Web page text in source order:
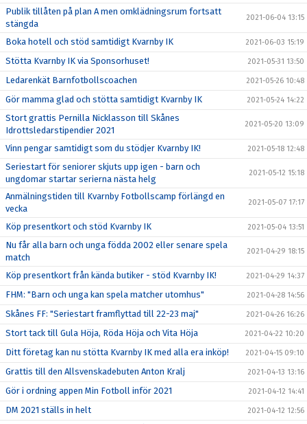
Publik tillåten på plan A men omklädningsrum fortsatt
stängda
2021-06-04 13:15
Boka hotell och stöd samtidigt Kvarnby IK 2021-06-03 15:19
Stötta Kvarnby IK via Sponsorhuset! 2021-05-31 13:50
Ledarenkät Barnfotbollscoachen 2021-05-26 10:48
Gör mamma glad och stötta samtidigt Kvarnby IK 2021-05-24 14:22
Stort grattis Pernilla Nicklasson till Skånes
Idrottsledarstipendier 2021
2021-05-20 13:09
Vinn pengar samtidigt som du stödjer Kvarnby IK! 2021-05-18 12:48
Seriestart för seniorer skjuts upp igen - barn och
ungdomar startar serierna nästa helg
2021-05-12 15:18
Anmälningstiden till Kvarnby Fotbollscamp förlängd en
vecka
2021-05-07 17:17
Köp presentkort och stöd Kvarnby IK 2021-05-04 13:51
Nu får alla barn och unga födda 2002 eller senare spela
match
2021-04-29 18:15
Köp presentkort från kända butiker - stöd Kvarnby IK! 2021-04-29 14:37
FHM: "Barn och unga kan spela matcher utomhus" 2021-04-28 14:56
Skånes FF: "Seriestart framflyttad till 22-23 maj" 2021-04-26 16:26
Stort tack till Gula Höja, Röda Höja och Vita Höja 2021-04-22 10:20
Ditt företag kan nu stötta Kvarnby IK med alla era inköp! 2021-04-15 09:10
Grattis till den Allsvenskadebuten Anton Kralj 2021-04-13 13:16
Gör i ordning appen Min Fotboll inför 2021 2021-04-12 14:41
DM 2021 ställs in helt 2021-04-12 12:56